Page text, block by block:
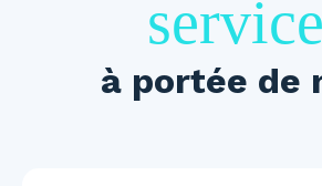
à portée de